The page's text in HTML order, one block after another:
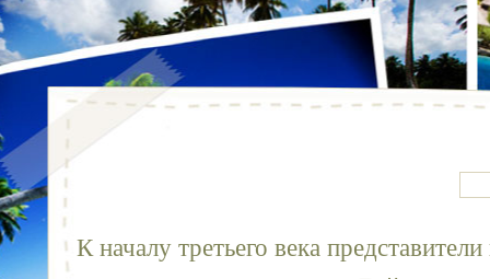
К началу третьего века